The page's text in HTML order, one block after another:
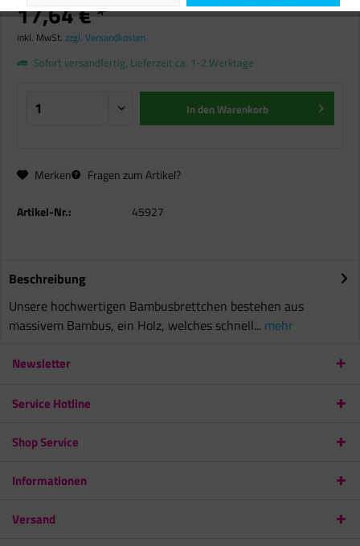
17,64 € *
inkl. MwSt. zzgl. Versandkosten
Sofort versandfertig, Lieferzeit ca. 1-2 Werktage
In denWarenkorb
Merken Fragen zum Artikel?
Artikel-Nr.: 45927
Beschreibung
Unsere hochwertigen Bambusbrettchen bestehen aus
massivem Bambus, ein Holz, welches schnell... mehr
Newsletter
Service Hotline
Shop Service
Informationen
Versand